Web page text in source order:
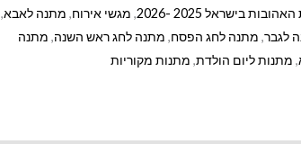
בישראל 2025 -2026 , מגשי אירוח, מתנה לאבא,
לגבר, מתנה לחג הפסח, מתנה לחג ראש השנה, מתנה
, מתנות ליום הולדת, מתנות מקוריות